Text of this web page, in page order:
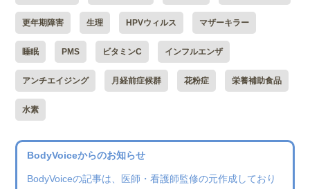
更年期障害 生理 HPVウィルス マザーキラー
睡眠 PMS ビタミンC インフルエンザ
アンチエイジング 月経前症候群 花粉症 栄養補助食品
水素
BodyVoiceからのお知らせ
BodyVoiceの記事は、医師・看護師監修の元作成しており